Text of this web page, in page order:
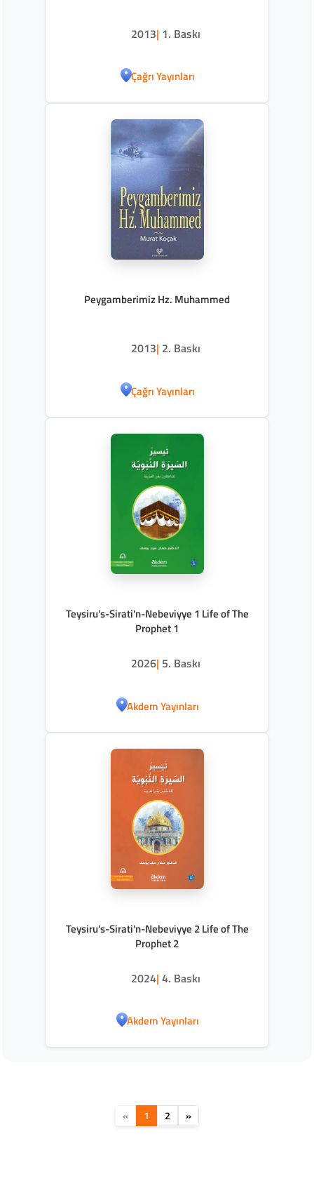
2013| 1. Baskı
Çağrı Yayınları
Peygamberimiz Hz. Muhammed
2013| 2. Baskı
Çağrı Yayınları
Teysiru's-Sirati'n-Nebeviyye 1 Life of The
Prophet 1
2026| 5. Baskı
Akdem Yayınları
Teysiru's-Sirati'n-Nebeviyye 2 Life of The
Prophet 2
2024| 4. Baskı
Akdem Yayınları
« 1 2 »